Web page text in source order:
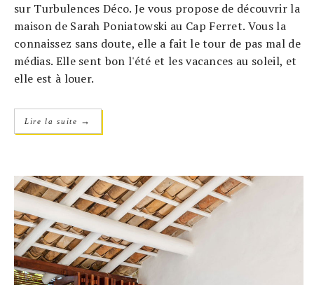
sur Turbulences Déco. Je vous propose de découvrir la
maison de Sarah Poniatowski au Cap Ferret. Vous la
connaissez sans doute, elle a fait le tour de pas mal de
médias. Elle sent bon l'été et les vacances au soleil, et
elle est à louer.
Lire la suite →